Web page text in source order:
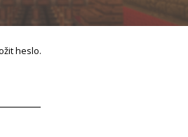
heslo.